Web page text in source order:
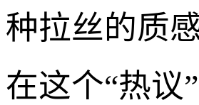
种拉丝的质
在这个“热议